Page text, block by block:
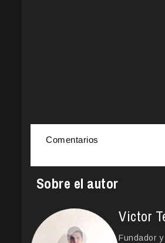
Comentarios
Sobre el autor
Victor
Fundador